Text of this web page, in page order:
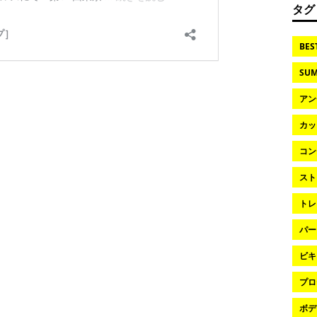
タグ
ア
カ
コ
ス
ト
パ
ビ
プ
ボ